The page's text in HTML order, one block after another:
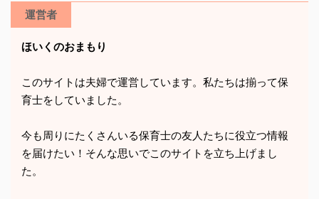
運営者
ほいくのおまもり
このサイトは夫婦で運営しています。私たちは揃って保
育士をしていました。
今も周りにたくさんいる保育士の友人たちに役立つ情報
を届けたい！そんな思いでこのサイトを立ち上げまし
た。